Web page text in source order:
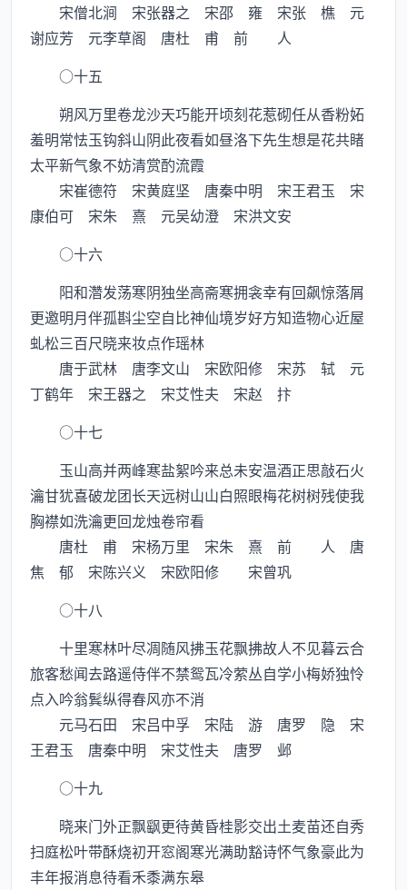
宋僧北涧 宋张器之 宋邵 雍 宋张 樵 元
谢应芳 元李草阁 唐杜 甫 前 人
○十五
朔风万里卷龙沙天巧能开顷刻花惹砌任从香粉妬
羞明常怯玉钩斜山阴此夜看如昼洛下先生想是花共睹
太平新气象不妨清赏酌流霞
宋崔德符 宋黄庭坚 唐秦中明 宋王君玉 宋
康伯可 宋朱 熹 元吴幼澄 宋洪文安
○十六
阳和濳发荡寒阴独坐高斋寒拥衾幸有回飙惊落屑
更邀明月伴孤斟尘空自比神仙境岁好方知造物心近屋
虬松三百尺晓来妆点作瑶林
唐于武林 唐李文山 宋欧阳修 宋苏 轼 元
丁鹤年 宋王器之 宋艾性夫 宋赵 抃
○十七
玉山高并两峰寒盐絮吟来总未安温酒正思敲石火
瀹甘犹喜破龙团长天远树山山白照眼梅花树树残使我
胸襟如洗瀹更回龙烛卷帘看
唐杜 甫 宋杨万里 宋朱 熹 前 人 唐
焦 郁 宋陈兴义 宋欧阳修 宋曾巩
○十八
十里寒林叶尽凋随风拂玉花飘拂故人不见暮云合
旅客愁闻去路遥侍伴不禁鸳瓦冷萦丛自学小梅娇独怜
点入吟翁鬂纵得春风亦不消
元马石田 宋吕中孚 宋陆 游 唐罗 隐 宋
王君玉 唐秦中明 宋艾性夫 唐罗 邺
○十九
晓来门外正飘飖更待黄昏桂影交出土麦苗还自秀
扫庭松叶带酥烧初开窓阁寒光满助豁诗怀气象豪此为
丰年报消息待看禾黍满东皋